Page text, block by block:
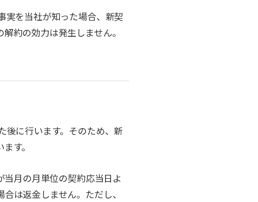
実を当社が知った場合、新契
約の効力は発生しません。
後に行います。そのため、新
す。
月の月単位の契約応当日よ
は返金しません。ただし、